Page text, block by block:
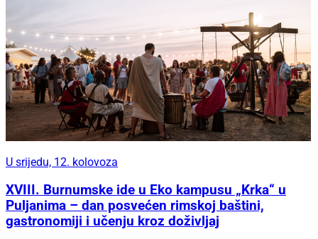
U srijedu, 12. kolovoza
XVIII. Burnumske ide u Eko kampusu „Krka“ u
Puljanima – dan posvećen rimskoj baštini,
gastronomiji i učenju kroz doživljaj